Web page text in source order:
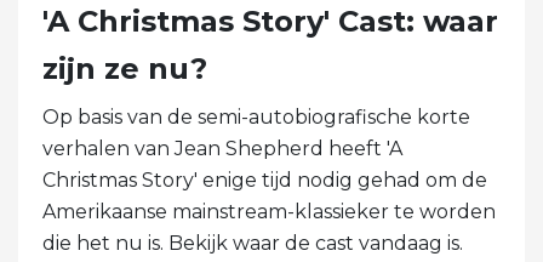
'A Christmas Story' Cast: waar
zijn ze nu?
Op basis van de semi-autobiografische korte
verhalen van Jean Shepherd heeft 'A
Christmas Story' enige tijd nodig gehad om de
Amerikaanse mainstream-klassieker te worden
die het nu is. Bekijk waar de cast vandaag is.